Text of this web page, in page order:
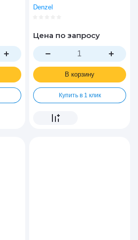
Denzel
Цена по запросу
В корзину
Купить в 1 клик